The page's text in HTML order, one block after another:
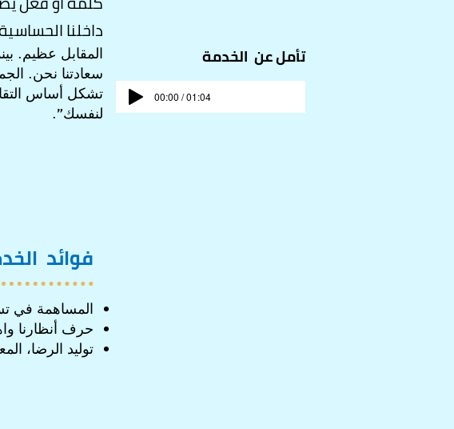
داخلنا
المقابل عظيم.
سعادتنا نحن.
تشكل أساس
لنفسك".
الخدمة تأمل عن
00:00 / 01:04
فوائد
المساهمة في
حرف أنظارنا
توليد الرضا،